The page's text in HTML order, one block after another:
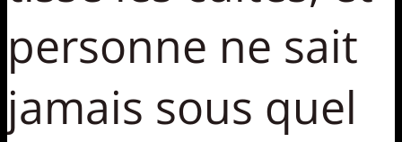
personne ne sait
jamais sous quel